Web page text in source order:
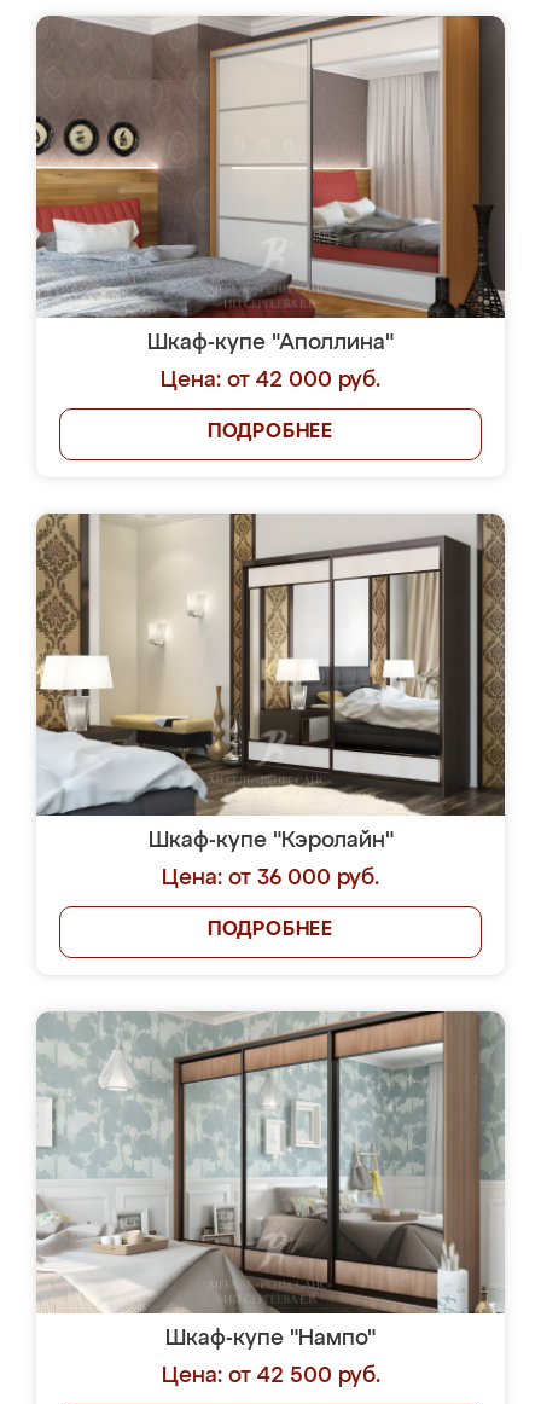
Шкаф-купе "Аполлина"
Цена: от 42 000 руб.
ПОДРОБНЕЕ
Шкаф-купе "Кэролайн"
Цена: от 36 000 руб.
ПОДРОБНЕЕ
Шкаф-купе "Нампо"
Цена: от 42 500 руб.